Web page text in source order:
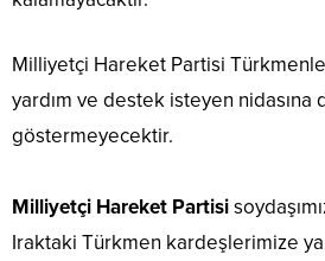
Milliyetçi Hareket Partisi
yardım ve destek isteyen nidasına
göstermeyecektir.
Milliyetçi Hareket Partisi
Iraktaki Türkmen kardeşlerimize